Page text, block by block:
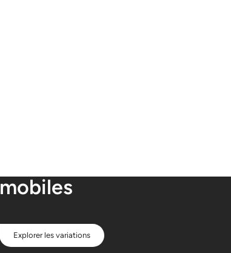
mobiles
Explorer les variations